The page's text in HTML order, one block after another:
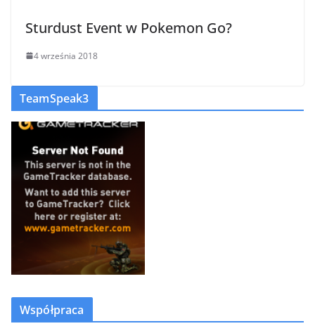
Sturdust Event w Pokemon Go?
4 września 2018
TeamSpeak3
Współpraca